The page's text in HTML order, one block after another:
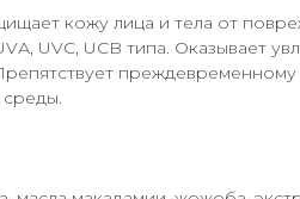
кожу лица и тела от
UVC, UCB типа. Оказывает